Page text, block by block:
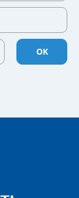
OK